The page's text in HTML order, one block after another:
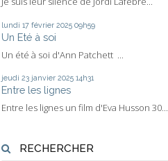
lundi 17 février 2025 09h59
Un Eté à soi
Un été à soi d'Ann Patchett ...
jeudi 23 janvier 2025 14h31
Entre les lignes
Entre les lignes un film d'Eva Husson 30...
RECHERCHER